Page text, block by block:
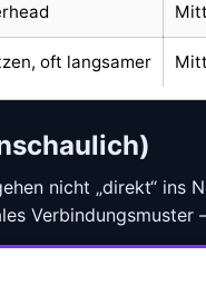
oft langsamer
nicht „direkt“
Verbindungsmuster